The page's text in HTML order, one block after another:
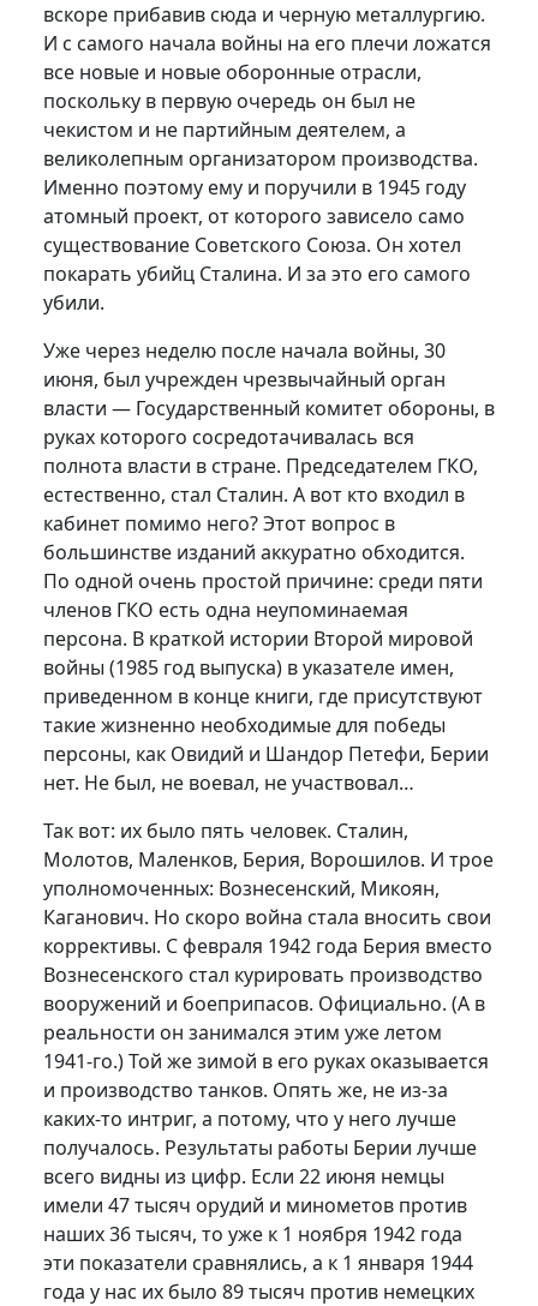
вскоре прибавив сюда и черную металлургию.
И с самого начала войны на его плечи ложатся
все новые и новые оборонные отрасли,
поскольку в первую очередь он был не
чекистом и не партийным деятелем, а
великолепным организатором производства.
Именно поэтому ему и поручили в 1945 году
атомный проект, от которого зависело само
существование Советского Союза. Он хотел
покарать убийц Сталина. И за это его самого
убили.
Уже через неделю после начала войны, 30
июня, был учрежден чрезвычайный орган
власти — Государственный комитет обороны, в
руках которого сосредотачивалась вся
полнота власти в стране. Председателем ГКО,
естественно, стал Сталин. А вот кто входил в
кабинет помимо него? Этот вопрос в
большинстве изданий аккуратно обходится.
По одной очень простой причине: среди пяти
членов ГКО есть одна неупоминаемая
персона. В краткой истории Второй мировой
войны (1985 год выпуска) в указателе имен,
приведенном в конце книги, где присутствуют
такие жизненно необходимые для победы
персоны, как Овидий и Шандор Петефи, Берии
нет. Не был, не воевал, не участвовал…
Так вот: их было пять человек. Сталин,
Молотов, Маленков, Берия, Ворошилов. И трое
уполномоченных: Вознесенский, Микоян,
Каганович. Но скоро война стала вносить свои
коррективы. С февраля 1942 года Берия вместо
Вознесенского стал курировать производство
вооружений и боеприпасов. Официально. (А в
реальности он занимался этим уже летом
1941-го.) Той же зимой в его руках оказывается
и производство танков. Опять же, не из-за
каких-то интриг, а потому, что у него лучше
получалось. Результаты работы Берии лучше
всего видны из цифр. Если 22 июня немцы
имели 47 тысяч орудий и минометов против
наших 36 тысяч, то уже к 1 ноября 1942 года
эти показатели сравнялись, а к 1 января 1944
года у нас их было 89 тысяч против немецких